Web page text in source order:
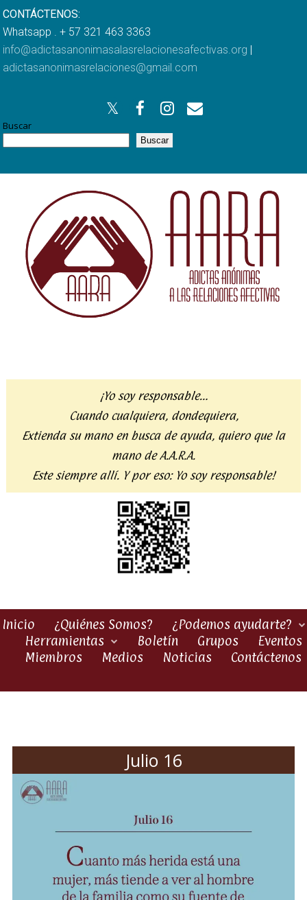
CONTÁCTENOS:
Whatsapp . + 57 321 463 3363
info@adictasanonimasalasrelacionesafectivas.org |
adictasanonimasrelaciones@gmail.com
Buscar
Buscar
¡Yo soy responsable…
Cuando cualquiera, dondequiera,
Extienda su mano en busca de ayuda, quiero que la
mano de A.A.R.A.
Este siempre allí. Y por eso: Yo soy responsable!
Inicio ¿Quiénes Somos?
¿Podemos ayudarte?
Herramientas
Boletín Grupos
Eventos
Miembros
Medios Noticias Contáctenos
Julio 16